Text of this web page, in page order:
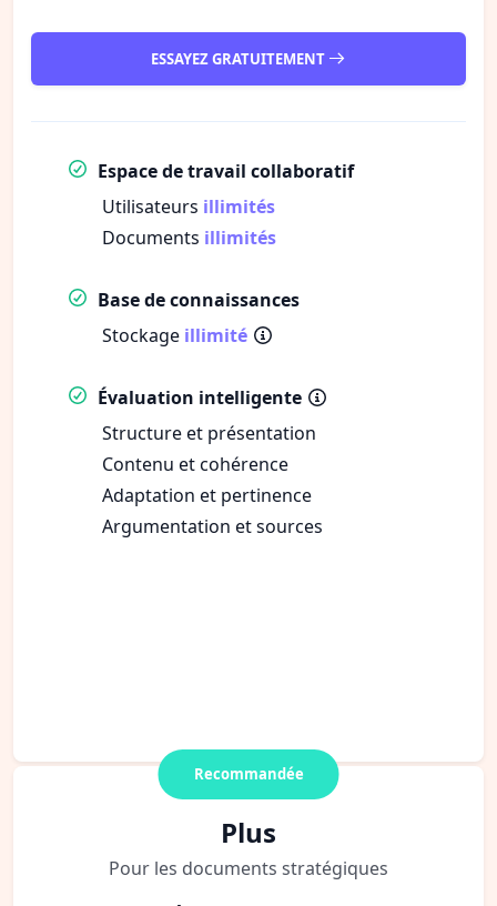
ESSAYEZ GRATUITEMENT
Espace de travail collaboratif
Utilisateurs illimités
Documents illimités
Base de connaissances
Stockage illimité
Évaluation intelligente
Structure et présentation
Contenu et cohérence
Adaptation et pertinence
Argumentation et sources
Recommandée
Plus
Pour les documents stratégiques